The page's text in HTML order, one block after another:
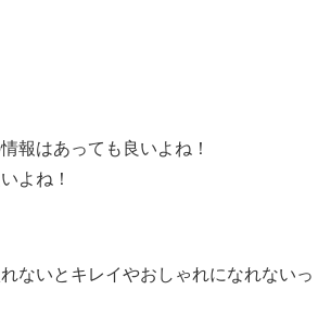
報はあっても良いよね！
よね！
ないとキレイやおしゃれになれないっ